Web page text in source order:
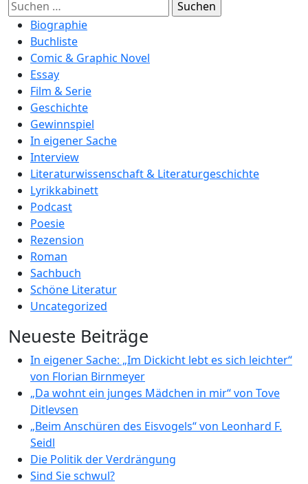
Suchen
nach:Biographie
Buchliste
Comic & Graphic Novel
Essay
Film & Serie
Geschichte
Gewinnspiel
In eigener Sache
Interview
Literaturwissenschaft & Literaturgeschichte
Lyrikkabinett
Podcast
Poesie
Rezension
Roman
Sachbuch
Schöne Literatur
Uncategorized
Neueste Beiträge
In eigener Sache: „Im Dickicht lebt es sich leichter“
von Florian Birnmeyer
„Da wohnt ein junges Mädchen in mir“ von Tove
Ditlevsen
„Beim Anschüren des Eisvogels“ von Leonhard F.
Seidl
Die Politik der Verdrängung
Sind Sie schwul?